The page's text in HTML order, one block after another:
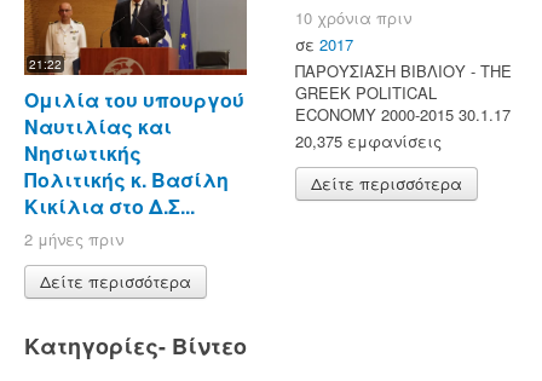
21:22
Ομιλία του υπουργού
Ναυτιλίας και
Νησιωτικής
Πολιτικής κ. Βασίλη
Κικίλια στο Δ.Σ...
2 μήνες πριν
Δείτε περισσότερα
Κατηγορίες- Βίντεο
10 χρόνια πριν
σε 2017
ΠΑΡΟΥΣΙΑΣΗ ΒΙΒΛΙΟΥ - ΤΗΕ
GREEK POLITICAL
ECONOMY 2000-2015 30.1.17
20,375 εμφανίσεις
Δείτε περισσότερα